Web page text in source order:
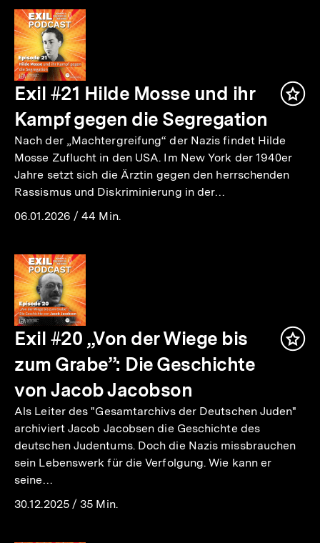
Exil #21 Hilde Mosse und ihr
Kampf gegen die Segregation
Nach der „Machtergreifung“ der Nazis findet Hilde
Mosse Zuflucht in den USA. Im New York der 1940er
Jahre setzt sich die Ärztin gegen den herrschenden
Rassismus und Diskriminierung in der…
06.01.2026 /44 Min.
Exil #20 „Von der Wiege bis
zum Grabe”: Die Geschichte
von Jacob Jacobson
Als Leiter des "Gesamtarchivs der Deutschen Juden"
archiviert Jacob Jacobsen die Geschichte des
deutschen Judentums. Doch die Nazis missbrauchen
sein Lebenswerk für die Verfolgung. Wie kann er
seine…
30.12.2025/ 35 Min.